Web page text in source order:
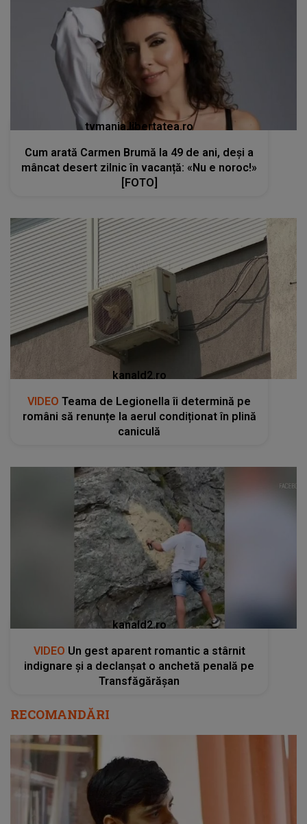
tvmania.libertatea.ro
Cum arată Carmen Brumă la 49 de ani, deși a
mâncat desert zilnic în vacanță: «Nu e noroc!»
[FOTO]
kanald2.ro
VIDEO Teama de Legionella îi determină pe
români să renunțe la aerul condiționat în plină
caniculă
kanald2.ro
VIDEO Un gest aparent romantic a stârnit
indignare și a declanșat o anchetă penală pe
Transfăgărășan
RECOMANDĂRI